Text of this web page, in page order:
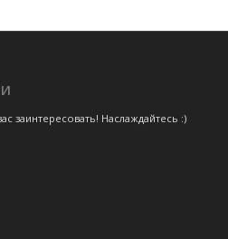
заинтересовать! Наслаждайтесь :)